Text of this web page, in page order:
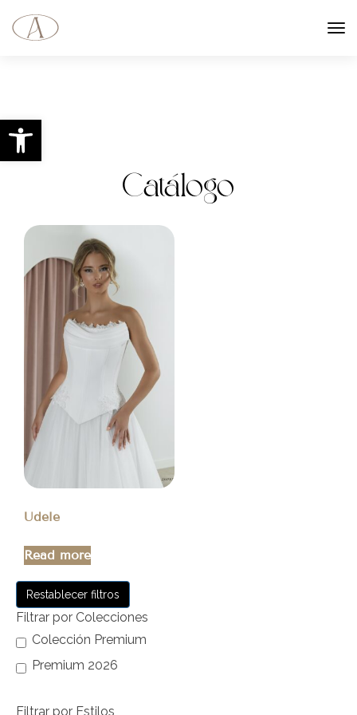
Abrir barra de herramientas
Catálogo
Udele
Read more
Restablecer filtros
Filtrar por Colecciones
Colección Premium
Premium 2026
Filtrar por Estilos